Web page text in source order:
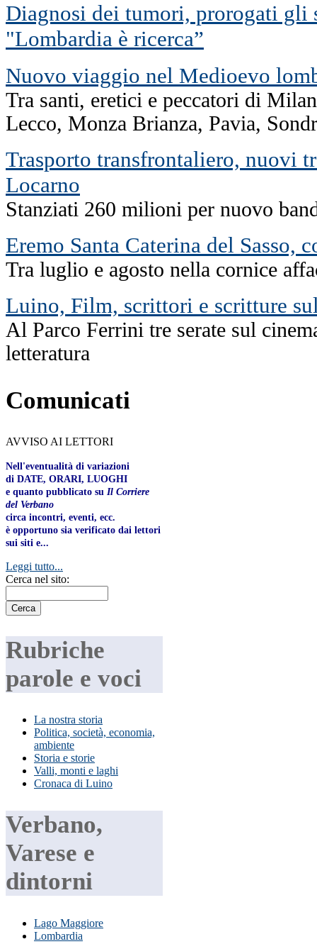
Diagnosi dei tumori, prorogati gli
"Lombardia è ricerca”
Nuovo viaggio nel Medioevo
Tra santi, eretici e peccatori di
Lecco, Monza Brianza, Pavia,
Trasporto transfrontaliero, nuovi
Locarno
Stanziati 260 milioni per nuovo
Eremo Santa Caterina del Sasso,
Tra luglio e agosto nella cornice
Luino, Film, scrittori e scritture
Al Parco Ferrini tre serate sul
letteratura
Comunicati
AVVISO AI LETTORI
Nell'eventualità di variazioni
di DATE, ORARI, LUOGHI
e quanto pubblicato su Il Corriere
del Verbano
circa incontri, eventi, ecc.
è opportuno sia verificato dai lettori
sui siti e...
Leggi tutto...
Cerca nel sito:
Rubriche
parole e voci
La nostra storia
Politica, società, economia,
ambiente
Storia e storie
Valli, monti e laghi
Cronaca di Luino
Verbano,
Varese e
dintorni
Lago Maggiore
Lombardia